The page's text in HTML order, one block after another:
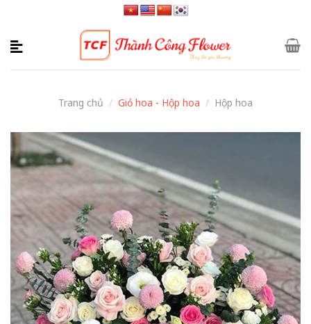
content
Trang chủ / Giỏ hoa - Hộp hoa / Hộp hoa